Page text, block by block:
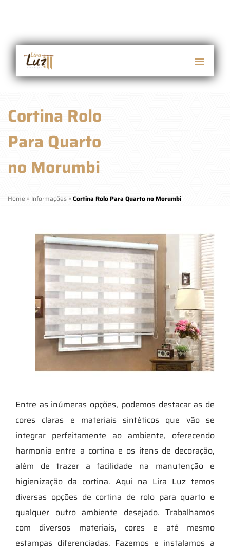
Cortina Rolo
Para Quarto
no Morumbi
Home » Informações » Cortina Rolo Para Quarto no Morumbi
Entre as inúmeras opções, podemos destacar as de
cores claras e materiais sintéticos que vão se
integrar perfeitamente ao ambiente, oferecendo
harmonia entre a cortina e os itens de decoração,
além de trazer a facilidade na manutenção e
higienização da cortina. Aqui na Lira Luz temos
diversas opções de cortina de rolo para quarto e
qualquer outro ambiente desejado. Trabalhamos
com diversos materiais, cores e até mesmo
estampas diferenciadas. Fazemos e instalamos a